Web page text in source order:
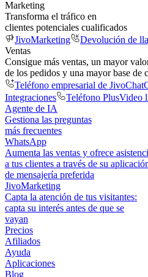
Marketing
Transforma el tráfico en
clientes potenciales cualificados
JivoMarketing
Devolución de
Ventas
Consigue más ventas, un mayor
de los pedidos y una mayor base de
Teléfono empresarial de JivoChat
Integraciones
Teléfono PlusVideo
Agente de IA
Gestiona las preguntas
más frecuentes
WhatsApp
Aumenta las ventas y ofrece
a tus clientes a través de su
de mensajería preferida
JivoMarketing
Capta la atención de tus visitantes:
capta su interés antes de que se
vayan
Precios
Afiliados
Ayuda
Aplicaciones
Blog